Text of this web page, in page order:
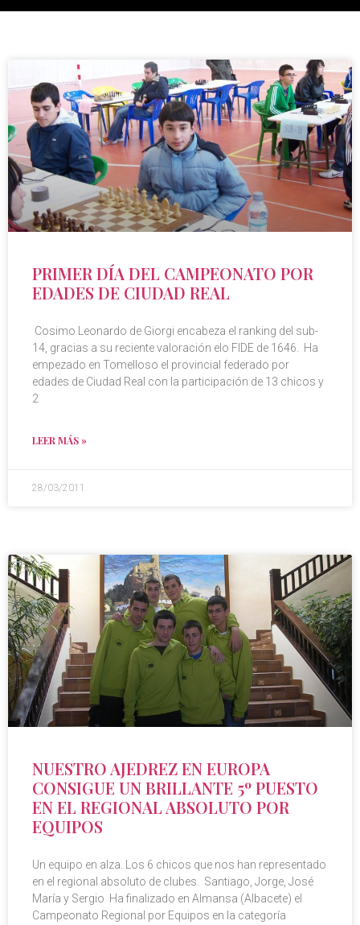
PRIMER DÍA DEL CAMPEONATO POR
EDADES DE CIUDAD REAL
Cosimo Leonardo de Giorgi encabeza el ranking del sub-
14, gracias a su reciente valoración elo FIDE de 1646. Ha
empezado en Tomelloso el provincial federado por
edades de Ciudad Real con la participación de 13 chicos y
2
LEER MÁS »
28/03/2011
NUESTRO AJEDREZ EN EUROPA
CONSIGUE UN BRILLANTE 5º PUESTO
EN EL REGIONAL ABSOLUTO POR
EQUIPOS
Un equipo en alza. Los 6 chicos que nos han representado
en el regional absoluto de clubes. Santiago, Jorge, José
María y Sergio Ha finalizado en Almansa (Albacete) el
Campeonato Regional por Equipos en la categoría